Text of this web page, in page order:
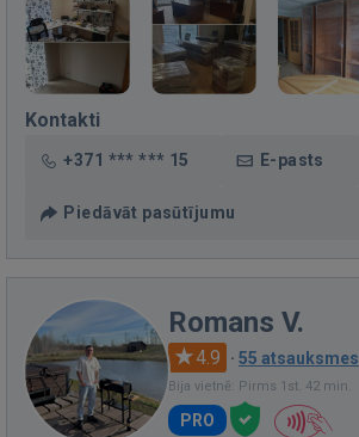
Kontakti
+371 *** *** 15 E-pasts
Piedāvāt pasūtījumu
Romans V.
4.9 · 55 atsauksmes
Bija vietnē: Pirms 1st. 42 min.
PRO